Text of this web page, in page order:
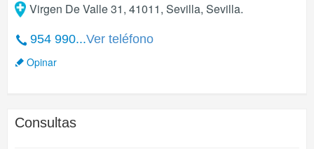
Virgen De Valle 31, 41011, Sevilla, Sevilla.
954 990...Ver teléfono
Opinar
Consultas